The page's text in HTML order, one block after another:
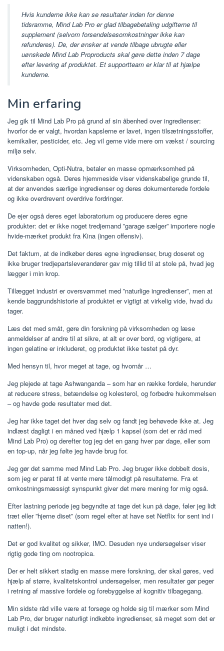
Hvis kunderne ikke kan se resultater inden for denne
tidsramme, Mind Lab Pro er glad tilbagebetaling udgifterne til
supplement (selvom forsendelsesomkostninger ikke kan
refunderes). De, der ønsker at vende tilbage ubrugte eller
uønskede Mind Lab Proproducts skal gøre dette inden 7 dage
efter levering af produktet. Et supportteam er klar til at hjælpe
kunderne.
Min erfaring
Jeg gik til Mind Lab Pro på grund af sin åbenhed over ingredienser:
hvorfor de er valgt, hvordan kapslerne er lavet, ingen tilsætningsstoffer,
kemikalier, pesticider, etc. Jeg vil gerne vide mere om vækst / sourcing
miljø selv.
Virksomheden, Opti-Nutra, betaler en masse opmærksomhed på
videnskaben også. Deres hjemmeside viser videnskabelige grunde til,
at der anvendes særlige ingredienser og deres dokumenterede fordele
og ikke overdrevent overdrive fordringer.
De ejer også deres eget laboratorium og producere deres egne
produkter: det er ikke noget tredjemand ”garage sælger” importere nogle
hvide-mærket produkt fra Kina (ingen offensiv).
Det faktum, at de indkøber deres egne ingredienser, brug doseret og
ikke bruger tredjepartsleverandører gav mig tillid til at stole på, hvad jeg
lægger i min krop.
Tillægget industri er oversvømmet med ”naturlige ingredienser”, men at
kende baggrundshistorie af produktet er vigtigt at virkelig vide, hvad du
tager.
Læs det med småt, gøre din forskning på virksomheden og læse
anmeldelser af andre til at sikre, at alt er over bord, og vigtigere, at
ingen gelatine er inkluderet, og produktet ikke testet på dyr.
Med hensyn til, hvor meget at tage, og hvornår …
Jeg plejede at tage Ashwanganda – som har en række fordele, herunder
at reducere stress, betændelse og kolesterol, og forbedre hukommelsen
– og havde gode resultater med det.
Jeg har ikke taget det hver dag selv og fandt jeg behøvede ikke at. Jeg
indlæst dagligt i en måned ved hjælp 1 kapsel (som det er råd med
Mind Lab Pro) og derefter tog jeg det en gang hver par dage, eller som
en top-up, når jeg følte jeg havde brug for.
Jeg gør det samme med Mind Lab Pro. Jeg bruger ikke dobbelt dosis,
som jeg er parat til at vente mere tålmodigt på resultaterne. Fra et
omkostningsmæssigt synspunkt giver det mere mening for mig også.
Efter lastning periode jeg begyndte at tage det kun på dage, føler jeg lidt
træt eller ”hjerne diset” (som regel efter at have set Netflix for sent ind i
natten!).
Det er god kvalitet og sikker, IMO. Desuden nye undersøgelser viser
rigtig gode ting om nootropica.
Der er helt sikkert stadig en masse mere forskning, der skal gøres, ved
hjælp af større, kvalitetskontrol undersøgelser, men resultater gør peger
i retning af massive fordele og forebyggelse af kognitiv tilbagegang.
Min sidste råd ville være at forsøge og holde sig til mærker som Mind
Lab Pro, der bruger naturligt indkøbte ingredienser, så meget som det er
muligt i det mindste.